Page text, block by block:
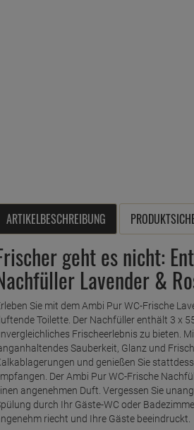
ARTIKELBESCHREIBUNG
geht es nicht:
Lavender &
Sie mit dem Ambi Pur WC-Frische
Toilette. Der Nachfüller enthält 3 x
Frischeerlebnis zu bieten.
Sauberkeit, Glanz und
und genießen Sie
Der Ambi Pur WC-Frische
angenehmen Duft. Vergessen Sie
durch Ihr Gäste-WC oder
riecht und Ihre Gäste beeindruckt.